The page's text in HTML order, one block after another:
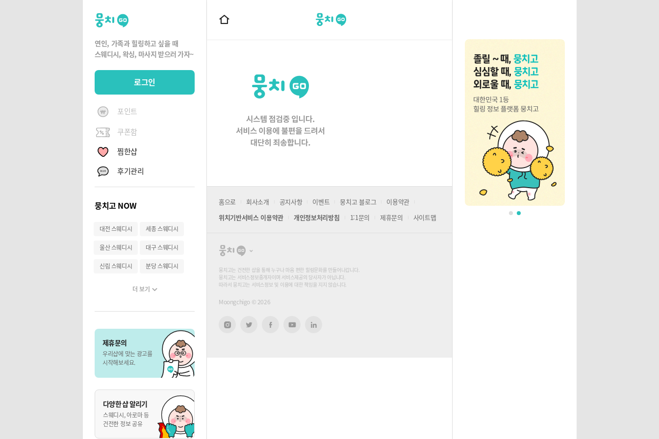
뭉
치
고
연인, 가족과 힐링하고 싶을 때
스웨디시, 왁싱, 마사지 받으러 가자~
로그인
포인트
쿠폰함
찜한샵
후기관리
뭉치고 NOW
대전 스웨디시 세종 스웨디시
울산 스웨디시 대구 스웨디시
신림 스웨디시 분당 스웨디시
더 보기
제휴문의
우리샵에 맞는 광고를
시작해보세요.
다양한 샵 알리기
스웨디시, 아로마 등
건전한 정보 공유
뭉치고
홈
홈으로 회사소개 공지사항 이벤트 뭉치고 블로그
이용약관
위치기반서비스 이용약관
개인정보처리방침 1:1문의 제휴문의 사이트맵
뭉
고
뭉치고는 건전한 샵을 통해 누구나 마음 편한 힐링문화를 만들어나갑니다.
뭉치고는 서비스정보중개자이며 서비스제공의 당사자가 아닙니다.
따라서 뭉치고는 서비스정보 및 이용에 대한 책임을 지지 않습니다.
Moongchigo © 2026